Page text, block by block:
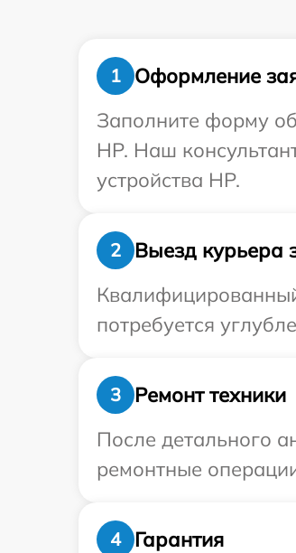
1
Оформление
Заполните форму
HP. Наш
устройства HP.
2
Выезд курьера
потребуется
3
Ремонт техники
После детального
ремонтные
4
Гарантия